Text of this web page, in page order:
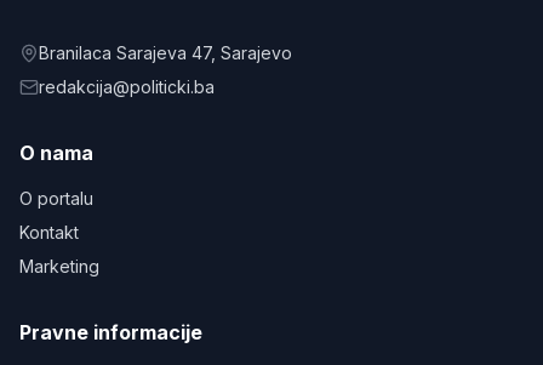
Branilaca Sarajeva 47, Sarajevo
redakcija@politicki.ba
O nama
O portalu
Kontakt
Marketing
Pravne informacije